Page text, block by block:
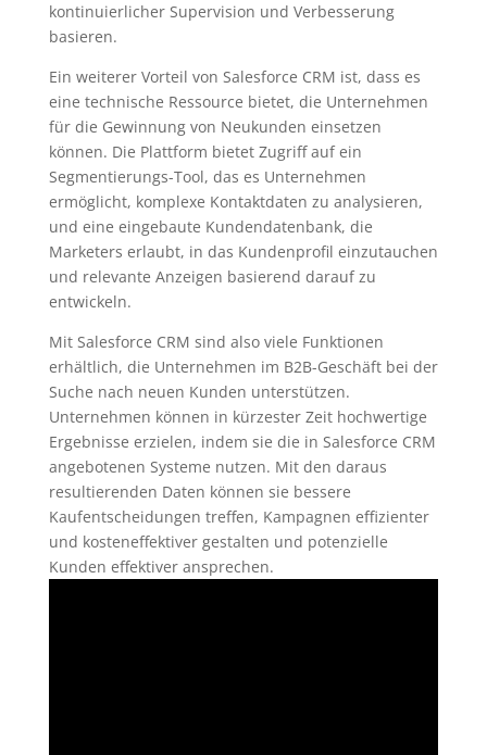
kontinuierlicher Supervision und Verbesserung
basieren.
Ein weiterer Vorteil von Salesforce CRM ist, dass es
eine technische Ressource bietet, die Unternehmen
für die Gewinnung von Neukunden einsetzen
können. Die Plattform bietet Zugriff auf ein
Segmentierungs-Tool, das es Unternehmen
ermöglicht, komplexe Kontaktdaten zu analysieren,
und eine eingebaute Kundendatenbank, die
Marketers erlaubt, in das Kundenprofil einzutauchen
und relevante Anzeigen basierend darauf zu
entwickeln.
Mit Salesforce CRM sind also viele Funktionen
erhältlich, die Unternehmen im B2B-Geschäft bei der
Suche nach neuen Kunden unterstützen.
Unternehmen können in kürzester Zeit hochwertige
Ergebnisse erzielen, indem sie die in Salesforce CRM
angebotenen Systeme nutzen. Mit den daraus
resultierenden Daten können sie bessere
Kaufentscheidungen treffen, Kampagnen effizienter
und kosteneffektiver gestalten und potenzielle
Kunden effektiver ansprechen.